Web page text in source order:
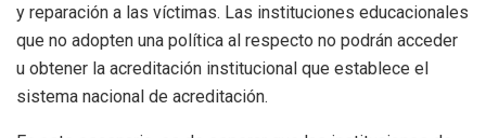
y reparación a las víctimas. Las instituciones educacionales
que no adopten una política al respecto no podrán acceder
u obtener la acreditación institucional que establece el
sistema nacional de acreditación.